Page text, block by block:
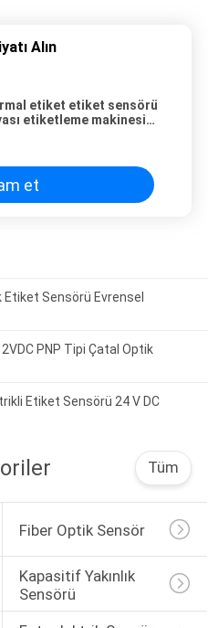
Alın
etiket etiket sensörü
etiketleme makinesi
et
Etiket Sensörü Evrensel
PNP Tipi Çatal Optik
Etiket Sensörü 24 V DC
Tüm
Fiber Optik Sensör
Kapasitif Yakınlık
Sensörü